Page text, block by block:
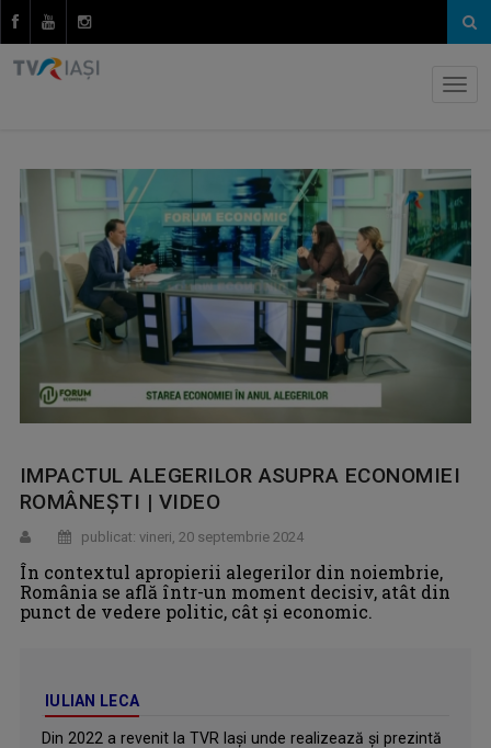
IMPACTUL ALEGERILOR ASUPRA ECONOMIEI
ROMÂNEȘTI | VIDEO
publicat: vineri, 20 septembrie 2024
În contextul apropierii alegerilor din noiembrie,
România se află într-un moment decisiv, atât din
punct de vedere politic, cât și economic.
IULIAN LECA
Din 2022 a revenit la TVR Iaşi unde realizează şi prezintă